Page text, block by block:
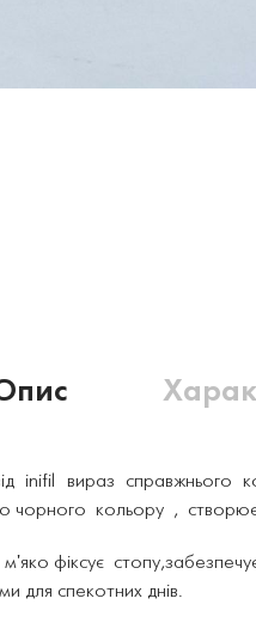
inifil вираз справжнього
кольору , створює
фіксує
для спекотних днів.